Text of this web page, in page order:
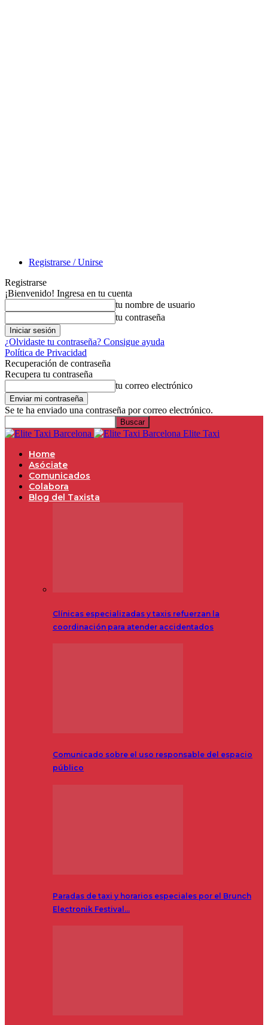
Registrarse / Unirse
Registrarse
¡Bienvenido! Ingresa en tu cuenta
tu nombre de usuario
tu contraseña
¿Olvidaste tu contraseña? Consigue ayuda
Política de Privacidad
Recuperación de contraseña
Recupera tu contraseña
tu correo electrónico
Se te ha enviado una contraseña por correo electrónico.
Elite Taxi
Home
Asóciate
Comunicados
Colabora
Blog del Taxista
Clínicas especializadas y taxis refuerzan la
coordinación para atender accidentados
Comunicado sobre el uso responsable del espacio
público
Paradas de taxi y horarios especiales por el Brunch
Electronik Festival…